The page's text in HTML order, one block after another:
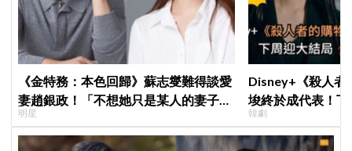
《金特務：本色回歸》蘇志燮難得談愛
妻趙銀政！「不想她只是某人的妻子」
一句話展現滿滿尊重與愛
明星
Disney+《殺人者
埈終於成代表！
現成最大伏筆
韓劇